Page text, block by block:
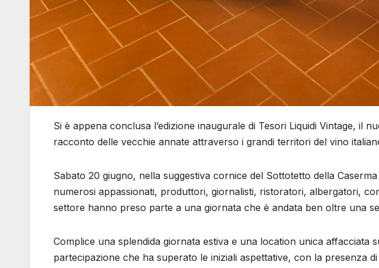
Si è appena conclusa l’edizione inaugurale di Tesori Liquidi Vintage, il
racconto delle vecchie annate attraverso i grandi territori del vino
Sabato 20 giugno, nella suggestiva cornice del Sottotetto della Caserma
numerosi appassionati, produttori, giornalisti, ristoratori, albergatori,
settore hanno preso parte a una giornata che è andata ben oltre una
Complice una splendida giornata estiva e una location unica affacciata
partecipazione che ha superato le iniziali aspettative, con la presenza